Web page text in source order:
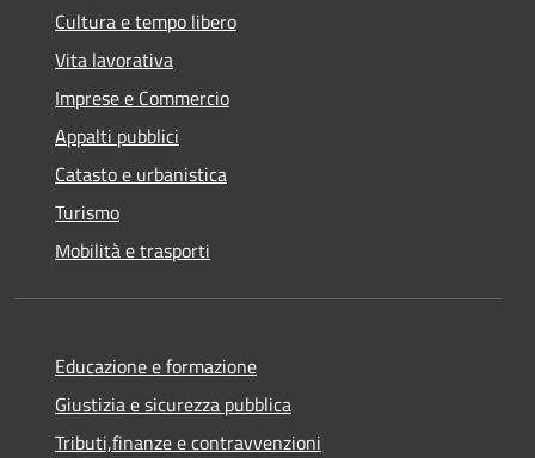
Cultura e tempo libero
Vita lavorativa
Imprese e Commercio
Appalti pubblici
Catasto e urbanistica
Turismo
Mobilità e trasporti
Educazione e formazione
Giustizia e sicurezza pubblica
Tributi,finanze e contravvenzioni